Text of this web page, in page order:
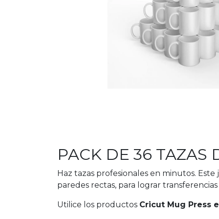
PACK DE 36 TAZAS
Haz tazas profesionales en minutos. Este
paredes rectas, para lograr
Utilice los productos Cricut Mug Press